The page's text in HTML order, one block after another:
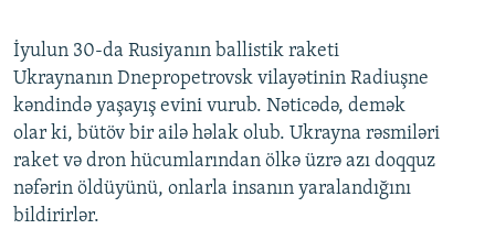
İyulun 30-da Rusiyanın ballistik raketi
Ukraynanın Dnepropetrovsk vilayətinin Radiuşne
kəndində yaşayış evini vurub. Nəticədə, demək
olar ki, bütöv bir ailə həlak olub. Ukrayna rəsmiləri
raket və dron hücumlarından ölkə üzrə azı doqquz
nəfərin öldüyünü, onlarla insanın yaralandığını
bildirirlər.